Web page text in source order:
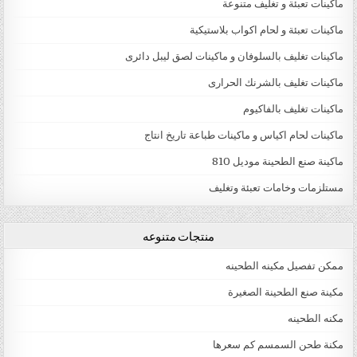
ماكينات تعبئة و تغليف متنوعة
ماكينات تعبئة و لحام اكواب بلاستيكية
ماكينات تغليف بالسلوفان و ماكينات لصق ليبل دائرى
ماكينات تغليف بالشرنك الحرارى
ماكينات تغليف بالفاكيوم
ماكينات لحام اكياس و ماكينات طباعة تاريخ انتاج
ماكينة صنع الطحينة موديل 810
مستلزمات وخامات تعبئة وتغليف
منتجات متنوعه
ممكن تفصيل مكينه الطحينه
مكينة صنع الطحينة الصغيرة
مكنه الطحينه
مكنة طحن السمسم كم سعرها